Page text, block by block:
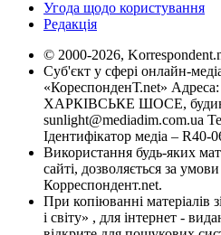
Угода щодо користування
Редакція
© 2000-2026,
Суб'єкт у сфері онлайн-
«КореспонденТ.net»
ХАРКІВСЬКЕ ШОСЕ,
sunlight@mediadim.com.ua
Ідентифікатор медіа – R40-
Використання будь-яких
сайті, дозволяється за
Корреспондент.net.
При копіюванні матеріалів
і світу» , для інтернет -